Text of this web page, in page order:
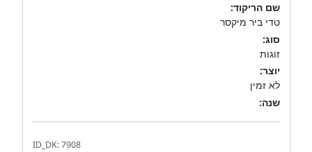
שם הריקוד:
טדי ביר מיקסר
סוג:
זוגות
יוצר:
לא זמין
שנה:
ID_DK: 7908